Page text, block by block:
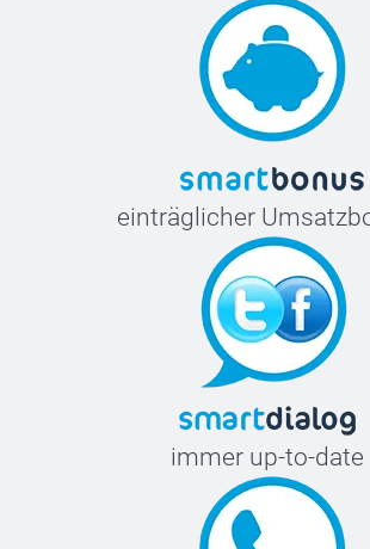
einträglicher
immer up-to-date